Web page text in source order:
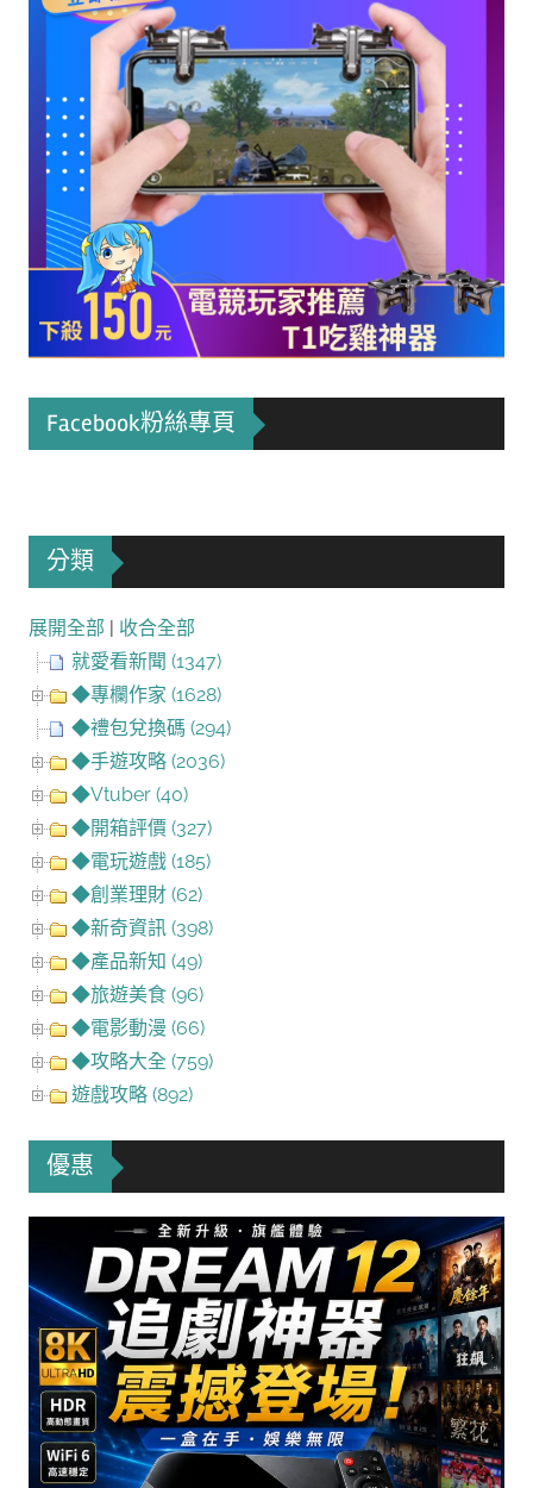
Facebook粉絲專頁
分類
展開全部 | 收合全部
就愛看新聞 (1347)
◆專欄作家 (1628)
◆禮包兌換碼 (294)
◆手遊攻略 (2036)
◆Vtuber (40)
◆開箱評價 (327)
◆電玩遊戲 (185)
◆創業理財 (62)
◆新奇資訊 (398)
◆產品新知 (49)
◆旅遊美食 (96)
◆電影動漫 (66)
◆攻略大全 (759)
遊戲攻略 (892)
優惠